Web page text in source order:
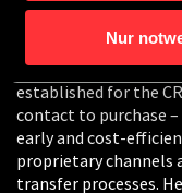
Nur
GERMAN
CROSSCAMP
To this end, a
established for the
contact to purchase
early and cost-
proprietary channels
transfer processes.